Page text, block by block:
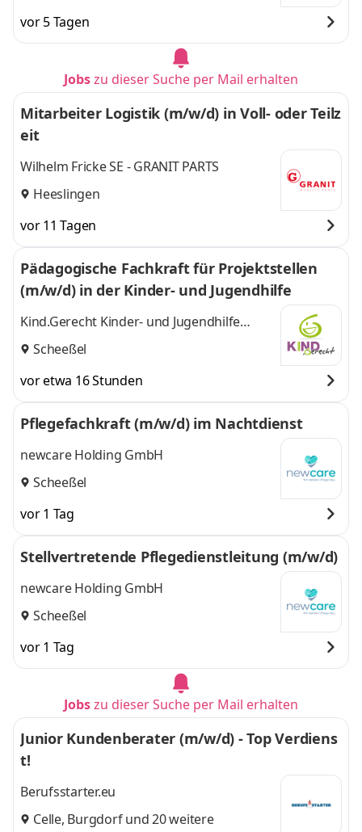
Bremerhaven,
Handewitt bei
Fallingbostel,
Neumünster,
Flensburg, Bad
Fallingbostel,
Neumünsterund 4
weitere
vor 5 Tagen
Jobszu dieser Suche per Mail erhalten
Mitarbeiter Logistik (m/w/d) in Voll- oder Teilz
eit
Wilhelm Fricke SE - GRANIT PARTS
Heeslingen
vor 11 Tagen
Pädagogische Fachkraft für Projektstellen
(m/w/d) in der Kinder- und Jugendhilfe
Kind.Gerecht Kinder- und Jugendhilfe
GmbH
Scheeßel
vor etwa 16 Stunden
Pflegefachkraft (m/w/d) im Nachtdienst
newcare Holding GmbH
Scheeßel
vor 1 Tag
Stellvertretende Pflegedienstleitung (m/w/d)
newcare Holding GmbH
Scheeßel
vor 1 Tag
Jobszu dieser Suche per Mail erhalten
Junior Kundenberater (m/w/d) - Top Verdiens
t!
Berufsstarter.eu
Celle, Burgdorfund 20 weitere